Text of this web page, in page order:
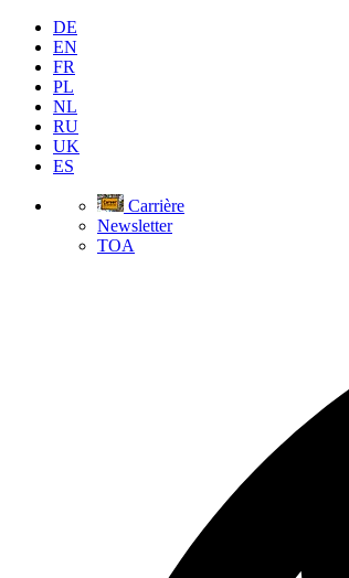
DE
EN
FR
PL
NL
RU
UK
ES
Carrière
Newsletter
TOA